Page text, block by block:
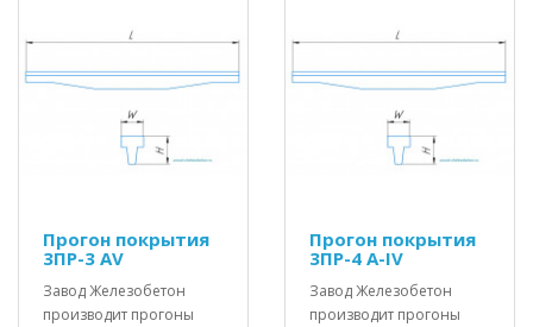
Прогон покрытия
3ПР-3 АV
Завод Железобетон
производит прогоны
Прогон покрытия
3ПР-4 А-IV
Завод Железобетон
производит прогоны